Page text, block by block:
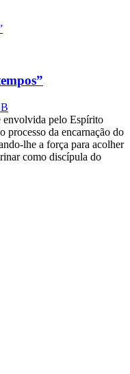
envolvida pelo Espírito
processo da encarnação do
lhe a força para acolher
como discípula do